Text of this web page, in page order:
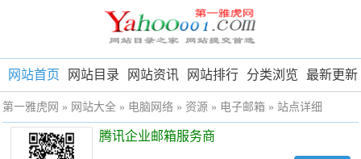
网站首页 网站目录 网站资讯 网站排行 分类浏览 最新更新
第一雅虎网 » 网站大全 » 电脑网络 » 资源 » 电子邮箱 » 站点详细
腾讯企业邮箱服务商